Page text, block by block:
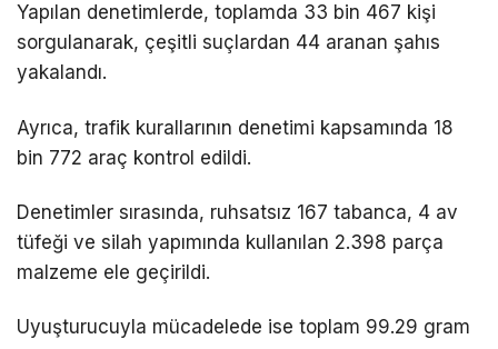
Yapılan denetimlerde, toplamda 33 bin 467 kişi
sorgulanarak, çeşitli suçlardan 44 aranan şahıs
yakalandı.
Ayrıca, trafik kurallarının denetimi kapsamında 18
bin 772 araç kontrol edildi.
Denetimler sırasında, ruhsatsız 167 tabanca, 4 av
tüfeği ve silah yapımında kullanılan 2.398 parça
malzeme ele geçirildi.
Uyuşturucuyla mücadelede ise toplam 99.29 gram